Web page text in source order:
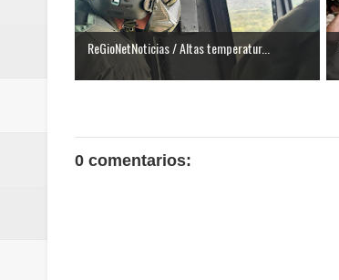
ReGioNetNoticias / Altas temperatur...
0 comentarios: